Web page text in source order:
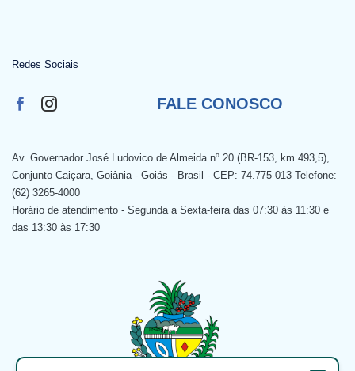
Redes Sociais
FALE CONOSCO
Av. Governador José Ludovico de Almeida nº 20 (BR-153, km 493,5),
Conjunto Caiçara, Goiânia - Goiás - Brasil - CEP: 74.775-013 Telefone:
(62) 3265-4000
Horário de atendimento - Segunda a Sexta-feira das 07:30 às 11:30 e
das 13:30 às 17:30